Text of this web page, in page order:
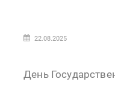
22.08.2025
День